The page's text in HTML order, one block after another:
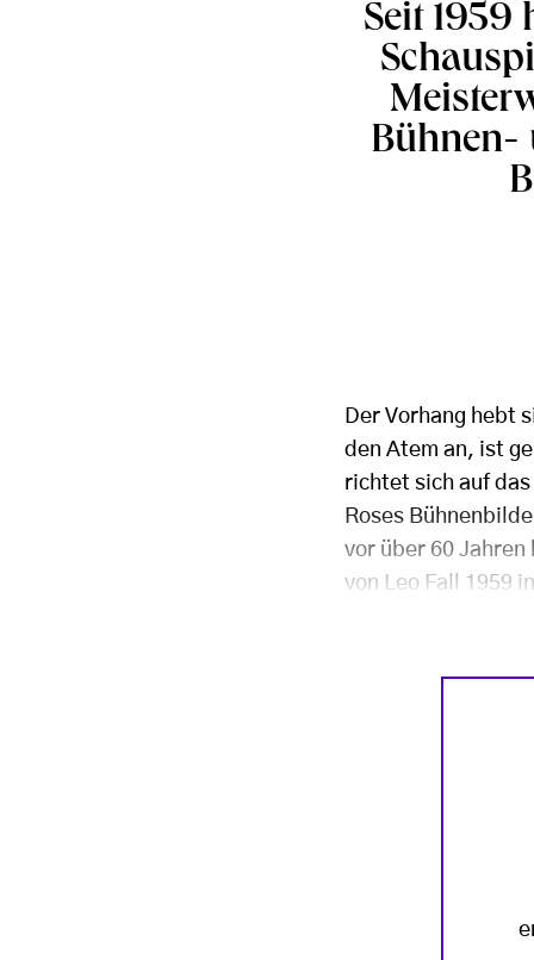
Seit 1959
Bühnen-
Der Vorhang hebt
den Atem an, ist
richtet sich auf
Roses
vor über 60
von Leo Fall 1959